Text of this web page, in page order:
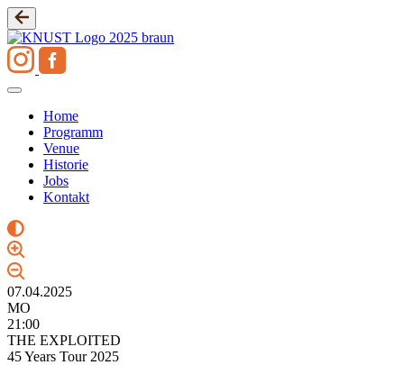
Zum
Inhalt
springen
Home
Programm
Venue
Historie
Jobs
Kontakt
07.04.2025
MO
21:00
THE EXPLOITED
45 Years Tour 2025